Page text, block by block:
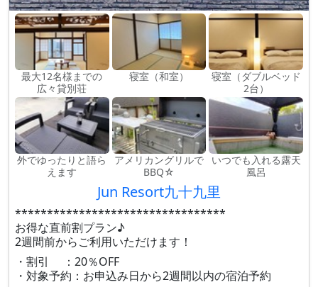
最大12名様までの
広々貸別荘
寝室（和室）
寝室（ダブルベッド
2台）
外でゆったりと語ら
えます
アメリカングリルで
BBQ☆
いつでも入れる露天
風呂
Jun Resort九十九里
*********************************
お得な直前割プラン♪
2週間前からご利用いただけます！
・割引 ：20％OFF
・対象予約：お申込み日から2週間以内の宿泊予約